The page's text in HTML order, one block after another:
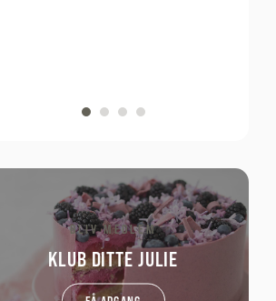
BLIV MEDLEM
KLUB DITTE JULIE